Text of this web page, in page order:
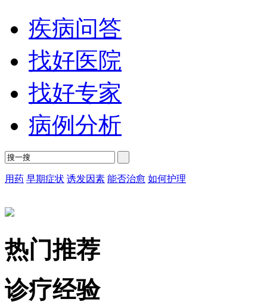
疾病问答
找好医院
找好专家
病例分析
用药 早期症状 诱发因素 能否治愈 如何护理
热门推荐
诊疗经验